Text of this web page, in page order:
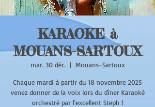
KARAOKE à
MOUANS-SARTOUX
mar. 30 déc.
  |
Mouans-Sartoux
Chaque mardi à partir du 18 novembre 2025
venez donner de la voix lors du dîner Karaoké
orchestré par l'excellent Steph !